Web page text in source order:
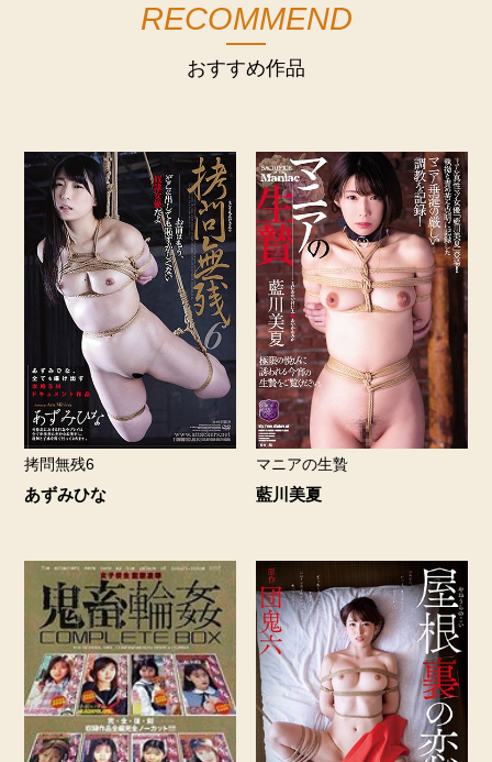
RECOMMEND
おすすめ作品
拷問無残6
あずみひな
マニアの生贄
藍川美夏